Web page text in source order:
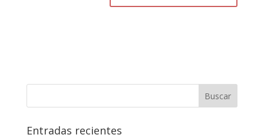
Entradas recientes